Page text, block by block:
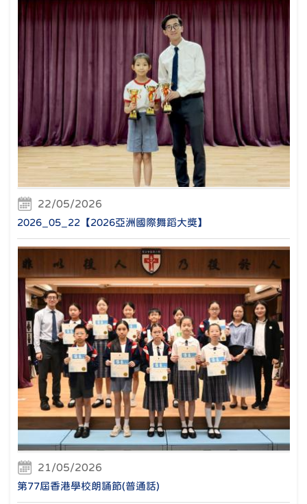
22/05/2026
2026_05_22【2026亞洲國際舞蹈大獎】
21/05/2026
第77屆香港學校朗誦節(普通話)